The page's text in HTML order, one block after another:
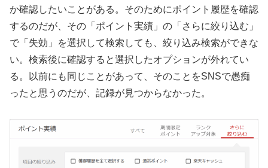
か確認したいことがある。そのためにポイント履歴を確認
するのだが、その「ポイント実績」の「さらに絞り込む」
で「失効」を選択して検索しても、絞り込み検索ができな
い。検索後に確認すると選択したオプションが外れてい
る。以前にも同じことがあって、そのことをSNSで愚痴
ったと思うのだが、記録が見つからなかった。